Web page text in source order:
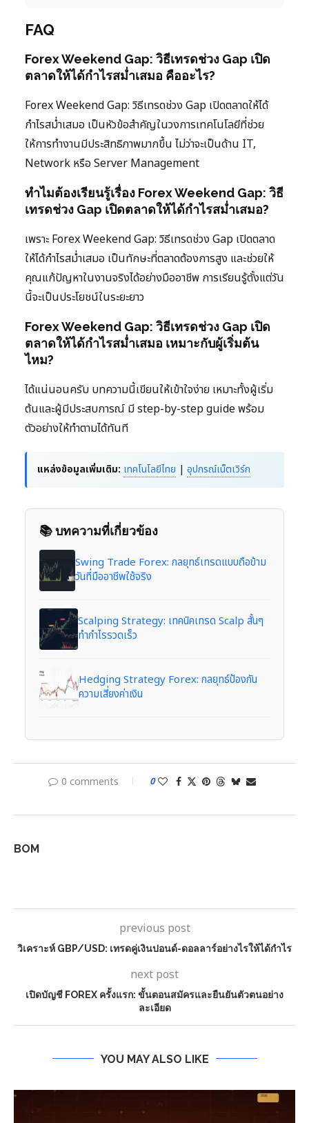
FAQ
Forex Weekend Gap: วิธีเทรดช่วง Gap เปิด
ตลาดให้ได้กำไรสม่ำเสมอ คืออะไร?
Forex Weekend Gap: วิธีเทรดช่วง Gap เปิดตลาดให้ได้
กำไรสม่ำเสมอ เป็นหัวข้อสำคัญในวงการเทคโนโลยีที่ช่วย
ให้การทำงานมีประสิทธิภาพมากขึ้น ไม่ว่าจะเป็นด้าน IT,
Network หรือ Server Management
ทำไมต้องเรียนรู้เรื่อง Forex Weekend Gap: วิธี
เทรดช่วง Gap เปิดตลาดให้ได้กำไรสม่ำเสมอ?
เพราะ Forex Weekend Gap: วิธีเทรดช่วง Gap เปิดตลาด
ให้ได้กำไรสม่ำเสมอ เป็นทักษะที่ตลาดต้องการสูง และช่วยให้
คุณแก้ปัญหาในงานจริงได้อย่างมืออาชีพ การเรียนรู้ตั้งแต่วัน
นี้จะเป็นประโยชน์ในระยะยาว
Forex Weekend Gap: วิธีเทรดช่วง Gap เปิด
ตลาดให้ได้กำไรสม่ำเสมอ เหมาะกับผู้เริ่มต้น
ไหม?
ได้แน่นอนครับ บทความนี้เขียนให้เข้าใจง่าย เหมาะทั้งผู้เริ่ม
ต้นและผู้มีประสบการณ์ มี step-by-step guide พร้อม
ตัวอย่างให้ทำตามได้ทันที
แหล่งข้อมูลเพิ่มเติม: เทคโนโลยีไทย | อุปกรณ์เน็ตเวิร์ก
📚 บทความที่เกี่ยวข้อง
Swing Trade Forex: กลยุทธ์เทรดแบบถือข้าม
วันที่มืออาชีพใช้จริง
Scalping Strategy: เทคนิคเทรด Scalp สั้นๆ
ทำกำไรรวดเร็ว
Hedging Strategy Forex: กลยุทธ์ป้องกัน
ความเสี่ยงค่าเงิน
0 comments 0
BOM
previous post
วิเคราะห์ GBP/USD: เทรดคู่เงินปอนด์-ดอลลาร์อย่างไรให้ได้กำไร
next post
เปิดบัญชี FOREX ครั้งแรก: ขั้นตอนสมัครและยืนยันตัวตนอย่าง
ละเอียด
YOU MAY ALSO LIKE